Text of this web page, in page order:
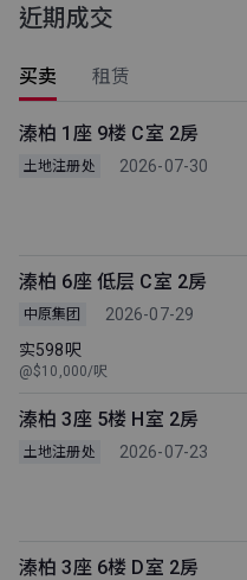
近期成交
买卖 租赁
溱柏 1座 9楼 C室 2房
土地注册处
2026-07-30
溱柏 6座 低层 C室 2房
中原集团
2026-07-29
实598呎
@$10,000/呎
溱柏 3座 5楼 H室 2房
土地注册处
2026-07-23
溱柏 3座 6楼 D室 2房